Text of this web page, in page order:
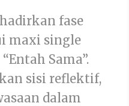
fase
maxi single
Sama”.
sisi reflektif,
dalam